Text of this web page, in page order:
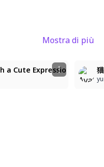
Mostra di più
picture, delicate
a Cute Expressio